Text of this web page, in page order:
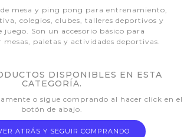
mesa y ping pong para entrenamiento,
colegios, clubes, talleres deportivos y
juego. Son un accesorio básico para
paletas y actividades deportivas.
DISPONIBLES EN ESTA
CATEGORÍA.
o sigue comprando al hacer click en el
botón de abajo.
ATRÁS Y SEGUIR COMPRANDO